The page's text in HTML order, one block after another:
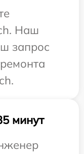
Наш
запрос
минут